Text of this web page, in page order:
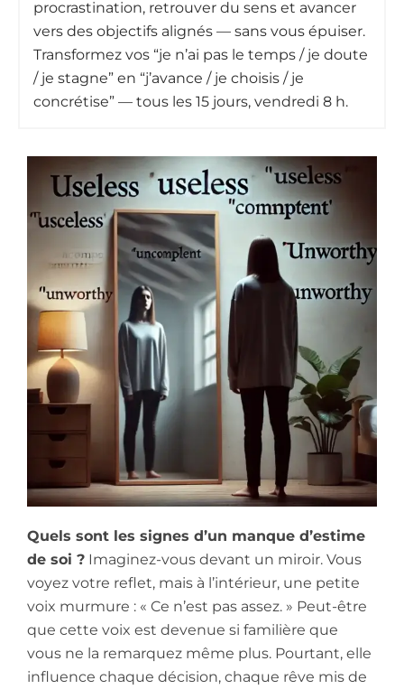
procrastination, retrouver du sens et avancer
vers des objectifs alignés — sans vous épuiser.
Transformez vos “je n’ai pas le temps / je doute
/ je stagne” en “j’avance / je choisis / je
concrétise” — tous les 15 jours, vendredi 8 h.
Quels sont les signes d’un manque d’estime
de soi ? Imaginez-vous devant un miroir. Vous
voyez votre reflet, mais à l’intérieur, une petite
voix murmure : « Ce n’est pas assez. » Peut-être
que cette voix est devenue si familière que
vous ne la remarquez même plus. Pourtant, elle
influence chaque décision, chaque rêve mis de